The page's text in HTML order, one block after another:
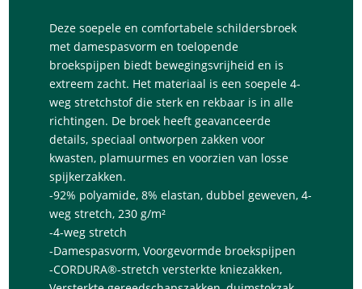
Deze soepele en comfortabele schildersbroek
met damespasvorm en toelopende
broekspijpen biedt bewegingsvrijheid en is
extreem zacht. Het materiaal is een soepele 4-
weg stretchstof die sterk en rekbaar is in alle
richtingen. De broek heeft geavanceerde
details, speciaal ontworpen zakken voor
kwasten, plamuurmes en voorzien van losse
spijkerzakken.
-92% polyamide, 8% elastan, dubbel geweven, 4-
weg stretch, 230 g/m²
-4-weg stretch
-Damespasvorm, Voorgevormde broekspijpen
-CORDURA®-stretch versterkte kniezakken,